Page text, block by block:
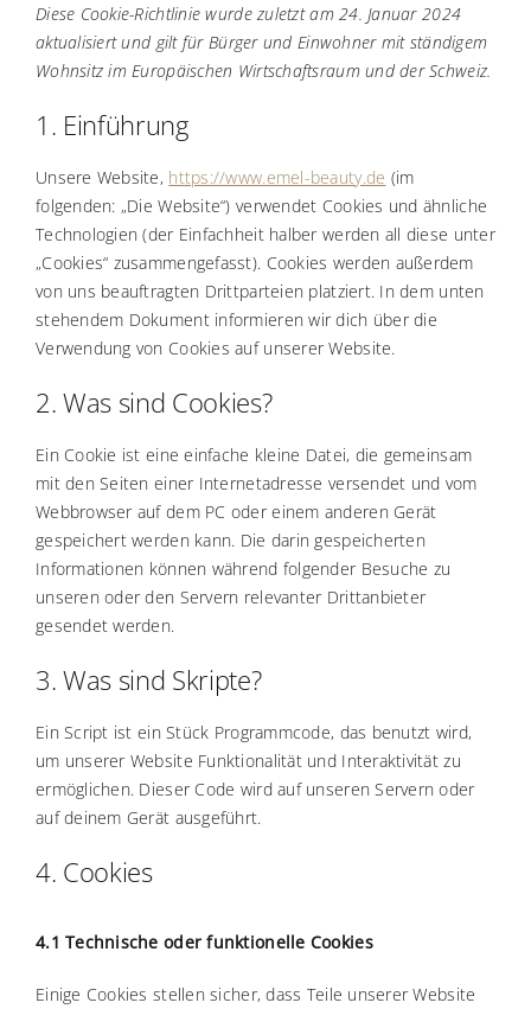
Fettreduktion
Zahnaufhellung
Diese Cookie-Richtlinie wurde zuletzt am 24. Januar 2024
aktualisiert und gilt für Bürger und Einwohner mit ständigem
Wohnsitz im Europäischen Wirtschaftsraum und der Schweiz.
1. Einführung
Unsere Website, https://www.emel-beauty.de (im
folgenden: „Die Website“) verwendet Cookies und ähnliche
Technologien (der Einfachheit halber werden all diese unter
„Cookies“ zusammengefasst). Cookies werden außerdem
von uns beauftragten Drittparteien platziert. In dem unten
stehendem Dokument informieren wir dich über die
Verwendung von Cookies auf unserer Website.
2. Was sind Cookies?
Ein Cookie ist eine einfache kleine Datei, die gemeinsam
mit den Seiten einer Internetadresse versendet und vom
Webbrowser auf dem PC oder einem anderen Gerät
gespeichert werden kann. Die darin gespeicherten
Informationen können während folgender Besuche zu
unseren oder den Servern relevanter Drittanbieter
gesendet werden.
3. Was sind Skripte?
Ein Script ist ein Stück Programmcode, das benutzt wird,
um unserer Website Funktionalität und Interaktivität zu
ermöglichen. Dieser Code wird auf unseren Servern oder
auf deinem Gerät ausgeführt.
4. Cookies
4.1 Technische oder funktionelle Cookies
Einige Cookies stellen sicher, dass Teile unserer Website